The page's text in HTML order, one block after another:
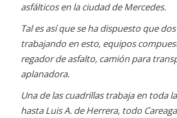
asfálticos en la ciudad de Mercedes.
Tal es así que se ha dispuesto que
trabajando en esto, equipos
regador de asfalto, camión para
aplanadora.
Una de las cuadrillas trabaja en toda
hasta Luis A. de Herrera, todo